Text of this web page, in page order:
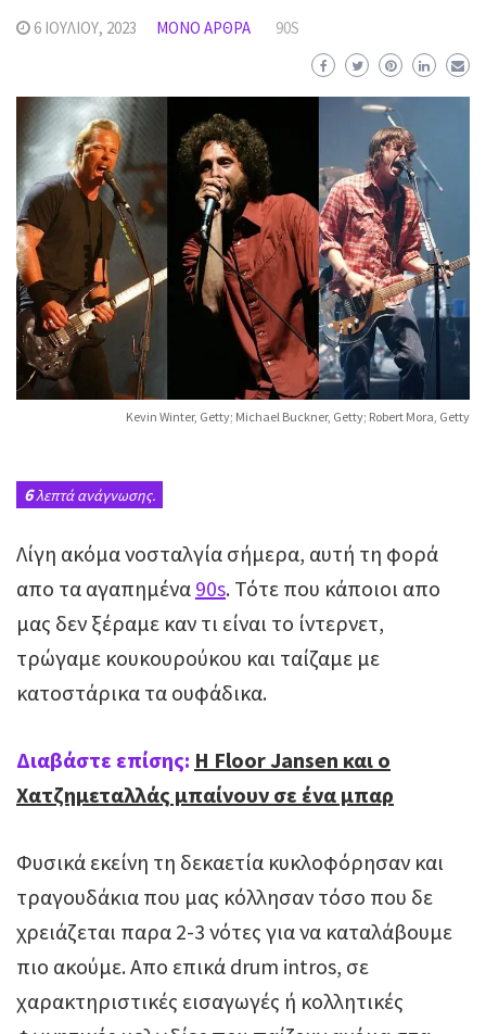
6 ΙΟΥΛΊΟΥ, 2023 MΌΝΟ ΆΡΘΡΑ 90S
Kevin Winter, Getty; Michael Buckner, Getty; Robert Mora, Getty
6λεπτά ανάγνωσης.
Λίγη ακόμα νοσταλγία σήμερα, αυτή τη φορά
απο τα αγαπημένα 90s. Τότε που κάποιοι απο
μας δεν ξέραμε καν τι είναι το ίντερνετ,
τρώγαμε κουκουρούκου και ταίζαμε με
κατοστάρικα τα ουφάδικα.
Διαβάστε επίσης: H Floor Jansen και ο
Χατζημεταλλάς μπαίνουν σε ένα μπαρ
Φυσικά εκείνη τη δεκαετία κυκλοφόρησαν και
τραγουδάκια που μας κόλλησαν τόσο που δε
χρειάζεται παρα 2-3 νότες για να καταλάβουμε
πιο ακούμε. Απο επικά drum intros, σε
χαρακτηριστικές εισαγωγές ή κολλητικές